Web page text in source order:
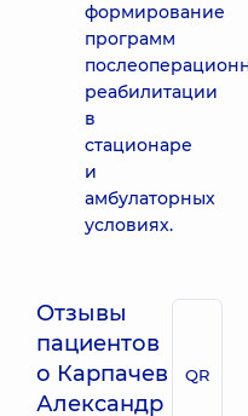
формирование
программ
реабилитации
в
стационаре
и
амбулаторных
условиях.
Отзывы
пациентов
о Карпачев
Александр
QR